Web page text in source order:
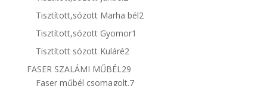
termék
Tisztított,sózott Marha bél22
Tisztított,sózott Gyomor1
Tisztított sózott Kuláré22
termék
FASER SZALÁMI MŰBÉL2929
termék
Faser műbél csomagolt.77